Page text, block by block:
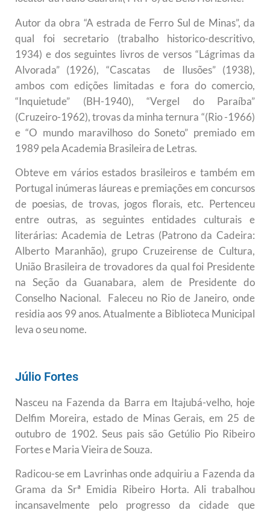
Autor da obra “A estrada de Ferro Sul de Minas”, da
qual foi secretario (trabalho historico-descritivo,
1934) e dos seguintes livros de versos “Lágrimas da
Alvorada” (1926), “Cascatas de Ilusões” (1938),
ambos com edições limitadas e fora do comercio,
“Inquietude” (BH-1940), “Vergel do Paraíba”
(Cruzeiro-1962), trovas da minha ternura “(Rio -1966)
e “O mundo maravilhoso do Soneto” premiado em
1989 pela Academia Brasileira de Letras.
Obteve em vários estados brasileiros e também em
Portugal inúmeras láureas e premiações em concursos
de poesias, de trovas, jogos florais, etc. Pertenceu
entre outras, as seguintes entidades culturais e
literárias: Academia de Letras (Patrono da Cadeira:
Alberto Maranhão), grupo Cruzeirense de Cultura,
União Brasileira de trovadores da qual foi Presidente
na Seção da Guanabara, alem de Presidente do
Conselho Nacional. Faleceu no Rio de Janeiro, onde
residia aos 99 anos.Atualmente a Biblioteca Municipal
leva o seu nome.
Júlio Fortes
Nasceu na Fazenda da Barra em Itajubá-velho, hoje
Delfim Moreira, estado de Minas Gerais, em 25 de
outubro de 1902. Seus pais são Getúlio Pio Ribeiro
Fortes e Maria Vieira de Souza.
Radicou-se em Lavrinhas onde adquiriu a Fazenda da
Grama da Srª Emidia Ribeiro Horta. Ali trabalhou
incansavelmente pelo progresso da cidade que